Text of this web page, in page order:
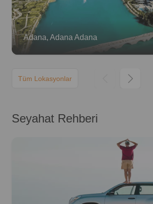
Adana, Adana Adana
Tüm Lokasyonlar
Seyahat Rehberi